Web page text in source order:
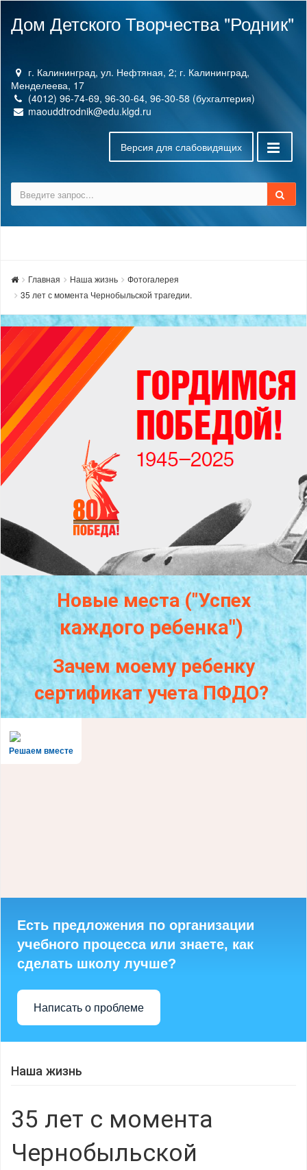
Дом Детского Творчества "Родник"
г. Калининград, ул. Нефтяная, 2; г. Калининград,
Менделеева, 17
(4012) 96-74-69, 96-30-64, 96-30-58 (бухгалтерия)
maouddtrodnik@edu.klgd.ru
Версия для слабовидящих
Главная Наша жизнь
Фотогалерея
35 лет с момента Чернобыльской трагедии.
Новые места ("Успех
каждого ребенка")
Зачем моему ребенку
сертификат учета ПФДО?
Решаем вместе
Есть предложения по организации
учебного процесса или знаете, как
сделать школу лучше?
Написать о проблеме
Наша жизнь
35 лет с момента
Чернобыльской